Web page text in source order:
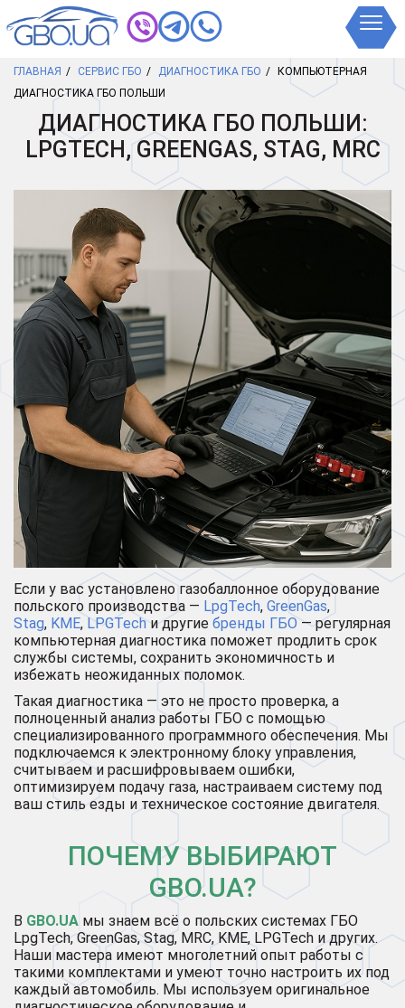
ГЛАВНАЯ СЕРВИС ГБО ДИАГНОСТИКА ГБО
КОМПЬЮТЕРНАЯ
ДИАГНОСТИКА ГБО ПОЛЬШИ
ДИАГНОСТИКА ГБО ПОЛЬШИ:
LPGTECH, GREENGAS, STAG, MRC
Если у вас установлено газобаллонное оборудование
польского производства — LpgTech, GreenGas,
Stag, KME, LPGTechи другие бренды ГБО— регулярная
компьютерная диагностика поможет продлить срок
службы системы, сохранить экономичность и
избежать неожиданных поломок.
Такая диагностика — это не просто проверка, а
полноценный анализ работы ГБО с помощью
специализированного программного обеспечения. Мы
подключаемся к электронному блоку управления,
считываем и расшифровываем ошибки,
оптимизируем подачу газа, настраиваем систему под
ваш стиль езды и техническое состояние двигателя.
ПОЧЕМУ ВЫБИРАЮТ
GBO.UA?
В GBO.UA мы знаем всё о польских системах ГБО
LpgTech, GreenGas, Stag, MRC, KME, LPGTech и других.
Наши мастера имеют многолетний опыт работы с
такими комплектами и умеют точно настроить их под
каждый автомобиль. Мы используем оригинальное